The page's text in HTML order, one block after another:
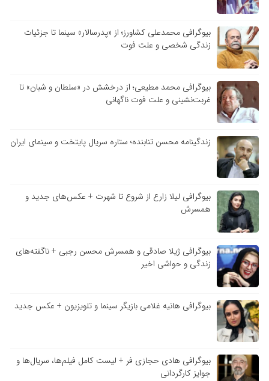
بیوگرافی محمدعلی کشاورز؛ از «پدرسالار» سینما تا جزئیات
زندگی شخصی و علت فوت
بیوگرافی محمد مطیعی؛ از درخشش در «سلطان و شبان» تا
غربت‌نشینی و علت فوت ناگهانی
زندگینامه محسن تنابنده؛ ستاره سریال پایتخت و سینمای ایران
بیوگرافی لیلا زارع از شروع تا شهرت + عکس‌های جدید و
همسرش
بیوگرافی ژیلا صادقی و همسرش محسن رجبی + ناگفته‌های
زندگی و حواشی اخیر
بیوگرافی هانیه غلامی بازیگر سینما و تلویزیون + عکس جدید
بیوگرافی هادی حجازی فر + لیست کامل فیلم‌ها، سریال‌ها و
جوایز کارگردانی